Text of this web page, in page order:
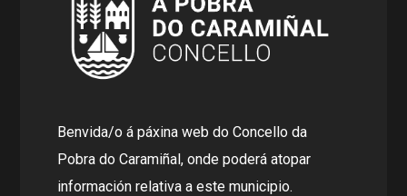
Benvida/o á páxina web do Concello da
Pobra do Caramiñal, onde poderá atopar
información relativa a este municipio.